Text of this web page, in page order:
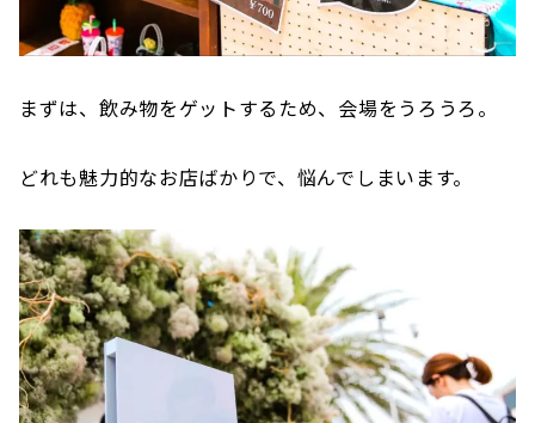
まずは、飲み物をゲットするため、会場をうろうろ。
どれも魅力的なお店ばかりで、悩んでしまいます。